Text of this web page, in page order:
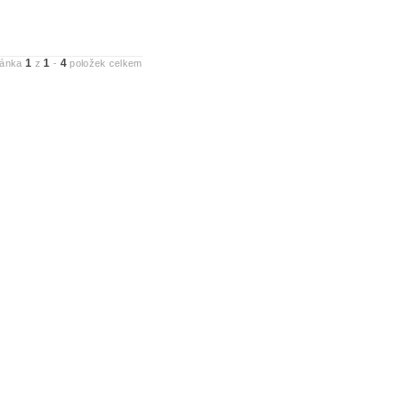
1 z1 - 4položek celkem